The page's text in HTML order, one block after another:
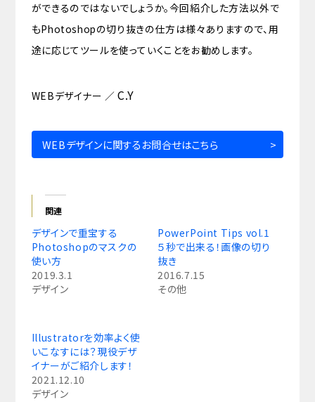
ができるのではないでしょうか。今回紹介した方法以外で
もPhotoshopの切り抜きの仕方は様々ありますので、用
途に応じてツールを使っていくことをお勧めします。
WEBデザイナー ／C.Y
WEBデザインに関するお問合せはこちら
関連
デザインで重宝する
Photoshopのマスクの
使い方
2019.3.1
デザイン
PowerPoint Tips vol.1
５秒で出来る！画像の切り
抜き
2016.7.15
その他
Illustratorを効率よく使
いこなすには？現役デザ
イナーがご紹介します！
2021.12.10
デザイン